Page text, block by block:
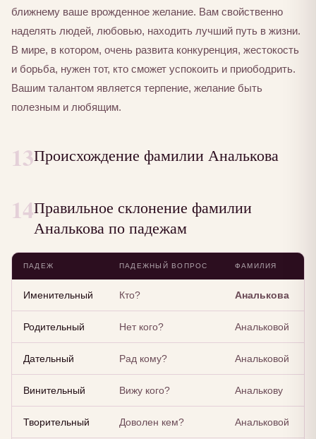
ближнему ваше врожденное желание. Вам свойственно
наделять людей, любовью, находить лучший путь в жизни.
В мире, в котором, очень развита конкуренция, жестокость
и борьба, нужен тот, кто сможет успокоить и приободрить.
Вашим талантом является терпение, желание быть
полезным и любящим.
13Происхождение фамилии Аналькова
14Правильное склонение фамилии
Аналькова по падежам
ПАДЕЖ ПАДЕЖНЫЙ ВОПРОС ФАМИЛИЯ
Именительный Кто? Аналькова
Родительный Нет кого? Анальковой
Дательный Рад кому? Анальковой
Винительный Вижу кого? Аналькову
Творительный Доволен кем? Анальковой